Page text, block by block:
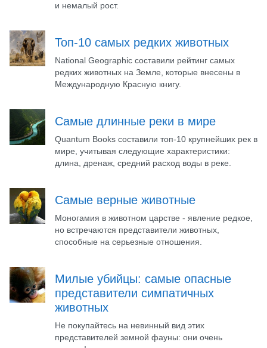
и немалый рост.
Топ-10 самых редких животных
National Geographic составили рейтинг самых
редких животных на Земле, которые внесены в
Международную Красную книгу.
Самые длинные реки в мире
Quantum Books составили топ-10 крупнейших рек в
мире, учитывая следующие характеристики:
длина, дренаж, средний расход воды в реке.
Самые верные животные
Моногамия в животном царстве - явление редкое,
но встречаются представители животных,
способные на серьезные отношения.
Милые убийцы: самые опасные
представители симпатичных
животных
Не покупайтесь на невинный вид этих
представителей земной фауны: они очень